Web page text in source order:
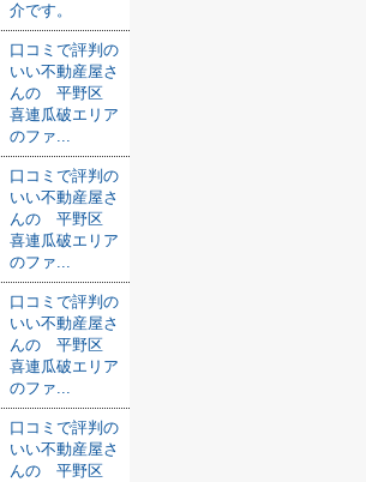
介です。
口コミで評判の
いい不動産屋さ
んの 平野区
喜連瓜破エリア
のファ...
口コミで評判の
いい不動産屋さ
んの 平野区
喜連瓜破エリア
のファ...
口コミで評判の
いい不動産屋さ
んの 平野区
喜連瓜破エリア
のファ...
口コミで評判の
いい不動産屋さ
んの 平野区